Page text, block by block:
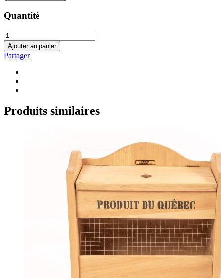
Quantité
Ajouter au panier
Partager
Produits similaires